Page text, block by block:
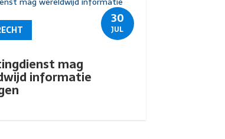
mag
informatie
30
JUL